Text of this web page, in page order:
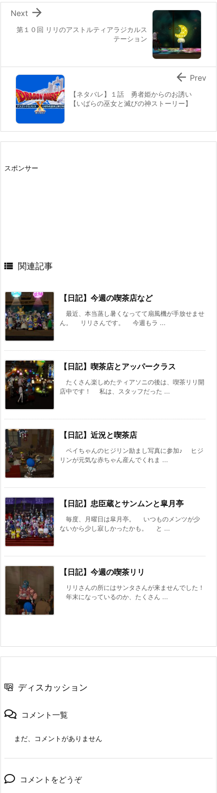
第１０回 リリのアストルティアラジカルス
テーション

Next
【ネタバレ】１話 勇者姫からのお誘い
【いばらの巫女と滅びの神ストーリー】
 Prev
スポンサー
 関連記事
【日記】今週の喫茶店など
最近、本当蒸し暑くなってて扇風機が手放せませ
ん。 リリさんです。 今週もラ ...
【日記】喫茶店とアッパークラス
たくさん楽しめたティアソニの後は、喫茶リリ開
店中です！ 私は、スタッフだった ...
【日記】近況と喫茶店
ペイちゃんのヒジリン励まし写真に参加♪ ヒジ
リンが元気な赤ちゃん産んでくれま ...
【日記】忠臣蔵とサンムンと皐月亭
毎度、月曜日は皐月亭。 いつものメンツが少
ないから少し寂しかったかも。 と ...
【日記】今週の喫茶リリ
リリさんの所にはサンタさんが来ませんでした！
年末になっているのか、たくさん ...
ディスカッション
コメント一覧
まだ、コメントがありません
コメントをどうぞ